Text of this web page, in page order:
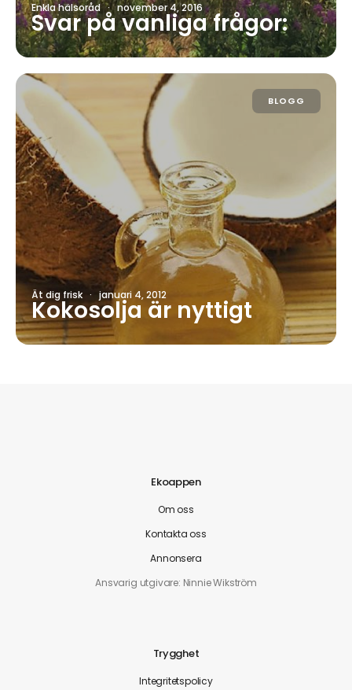
Enkla hälsoråd · november 4, 2016
Svar på vanliga frågor:
BLOGG
Ät dig frisk · januari 4, 2012
Kokosolja är nyttigt
Ekoappen
Om oss
Kontakta oss
Annonsera
Ansvarig utgivare: Ninnie Wikström
Trygghet
Integritetspolicy